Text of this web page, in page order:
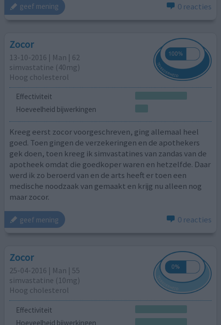
geef mening 0 reacties
Zocor
13-10-2016 | Man | 62
simvastatine (40mg)
Hoog cholesterol
Effectiviteit
Hoeveelheid bijwerkingen
Kreeg eerst zocor voorgeschreven, ging allemaal heel
goed. Toen gingen de verzekeringen en de apothekers
gek doen, toen kreeg ik simvastatines van zandas van de
apotheek omdat die goedkoper waren en hetzelfde. Daar
werd ik zo beroerd van en de arts heeft er toen een
medische noodzaak van gemaakt en krijg nu alleen nog
maar zocor.
geef mening 0 reacties
Zocor
25-04-2016 | Man | 55
simvastatine (10mg)
Hoog cholesterol
Effectiviteit
Hoeveelheid bijwerkingen